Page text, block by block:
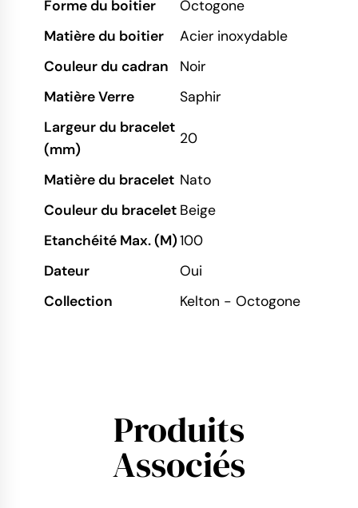
Forme du boitier
Octogone
Matière du boitier
Acier inoxydable
Couleur du cadran
Noir
Matière Verre
Saphir
Largeur du bracelet
(mm)
20
Matière du bracelet Nato
Couleur du bracelet Beige
Etanchéité Max. (M)100
Dateur
Oui
Collection
Kelton - Octogone
Produits
Associés